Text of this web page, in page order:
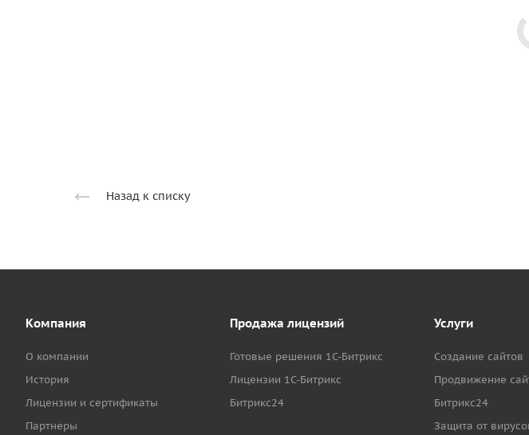
Назад к списку
Компания
О компании
История
Лицензии и сертификаты
Партнеры
Продажа лицензий
Готовые решения 1С-Битрикс
Лицензии 1С-Битрикс
Битрикс24
Услуги
Создание сайтов
Продвижение
Битрикс24
Защита от